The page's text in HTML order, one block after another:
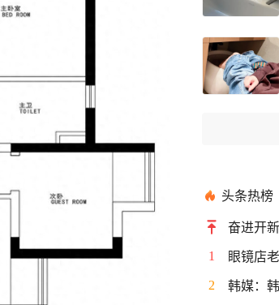
头条热榜
奋进开
1 眼镜店
2 韩媒：